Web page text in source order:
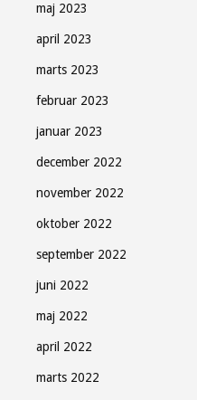
maj 2023
april 2023
marts 2023
februar 2023
januar 2023
december 2022
november 2022
oktober 2022
september 2022
juni 2022
maj 2022
april 2022
marts 2022